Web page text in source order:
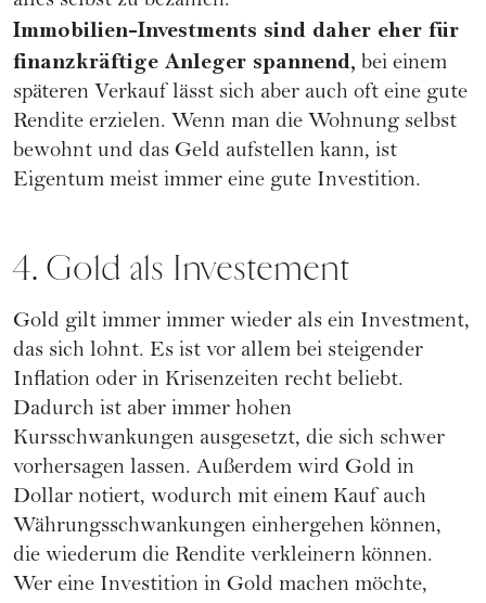
Immobilien-Investments sind daher eher für
finanzkräftige Anleger spannend, bei einem
späteren Verkauf lässt sich aber auch oft eine gute
Rendite erzielen. Wenn man die Wohnung selbst
bewohnt und das Geld aufstellen kann, ist
Eigentum meist immer eine gute Investition.
4. Gold als Investement
Gold gilt immer immer wieder als ein Investment,
das sich lohnt. Es ist vor allem bei steigender
Inflation oder in Krisenzeiten recht beliebt.
Dadurch ist aber immer hohen
Kursschwankungen ausgesetzt, die sich schwer
vorhersagen lassen. Außerdem wird Gold in
Dollar notiert, wodurch mit einem Kauf auch
Währungsschwankungen einhergehen können,
die wiederum die Rendite verkleinern können.
Wer eine Investition in Gold machen möchte,